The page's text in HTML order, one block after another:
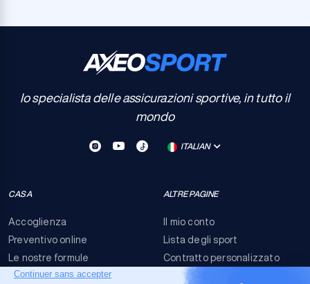
Io specialista delle assicurazioni sportive, in tutto il
mondo
ITALIAN
CASA
Accoglienza
Preventivo online
Le nostre formule
FAQ
ALTRE PAGINE
Il mio conto
Lista degli sport
Contratto personalizzato
Termini e condizioni